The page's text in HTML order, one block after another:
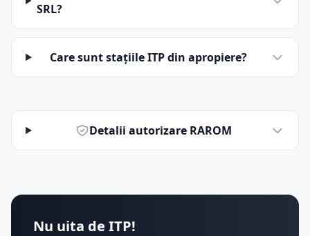
SRL?
Care sunt stațiile ITP din apropiere?
Detalii autorizare RAROM
Nu uita de ITP!